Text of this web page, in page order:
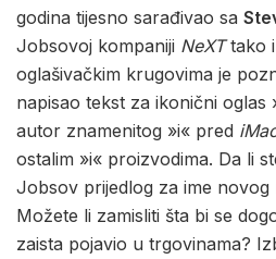
godina tijesno sarađivao sa
Jobsovoj kompaniji NeXTtako i
oglašivačkim krugovima je
napisao tekst za ikonični oglas
autor znamenitog »i« pred
ostalim »i« proizvodima. Da li
Jobsov prijedlog za ime
Možete li zamisliti šta bi se
zaista pojavio u trgovinama?